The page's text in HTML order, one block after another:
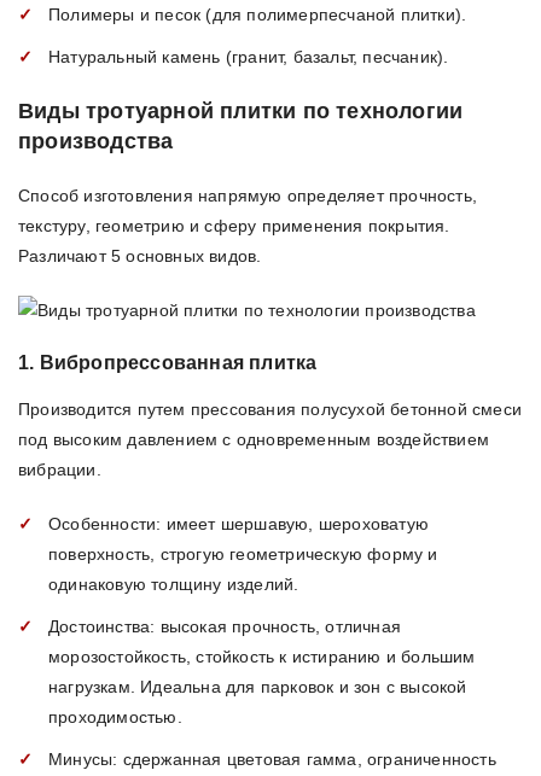
Полимеры и песок (для полимерпесчаной плитки).
Натуральный камень (гранит, базальт, песчаник).
Виды тротуарной плитки по технологии
производства
Способ изготовления напрямую определяет прочность,
текстуру, геометрию и сферу применения покрытия.
Различают 5 основных видов.
1. Вибропрессованная плитка
Производится путем прессования полусухой бетонной смеси
под высоким давлением с одновременным воздействием
вибрации.
Особенности: имеет шершавую, шероховатую
поверхность, строгую геометрическую форму и
одинаковую толщину изделий.
Достоинства: высокая прочность, отличная
морозостойкость, стойкость к истиранию и большим
нагрузкам. Идеальна для парковок и зон с высокой
проходимостью.
Минусы: сдержанная цветовая гамма, ограниченность